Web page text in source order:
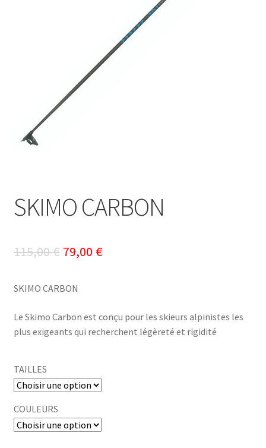
SKIMO CARBON
115,00€ Le
initial
était :
115,00 €.
79,00 €Le
est :
79,00 €.
SKIMO CARBON
Le Skimo Carbon est conçu pour les skieurs alpinistes les
plus exigeants qui recherchent légèreté et rigidité
TAILLES
COULEURS